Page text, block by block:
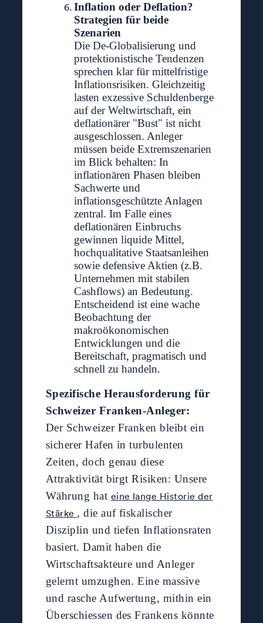
Inflation oder Deflation?
Strategien für beide
Szenarien
Die De-Globalisierung und
protektionistische Tendenzen
sprechen klar für mittelfristige
Inflationsrisiken. Gleichzeitig
lasten exzessive Schuldenberge
auf der Weltwirtschaft, ein
deflationärer "Bust" ist nicht
ausgeschlossen. Anleger
müssen beide Extremszenarien
im Blick behalten: In
inflationären Phasen bleiben
Sachwerte und
inflationsgeschützte Anlagen
zentral. Im Falle eines
deflationären Einbruchs
gewinnen liquide Mittel,
hochqualitative Staatsanleihen
sowie defensive Aktien (z.B.
Unternehmen mit stabilen
Cashflows) an Bedeutung.
Entscheidend ist eine wache
Beobachtung der
makroökonomischen
Entwicklungen und die
Bereitschaft, pragmatisch und
schnell zu handeln.
Spezifische Herausforderung für
Schweizer Franken-Anleger:
Der Schweizer Franken bleibt ein
sicherer Hafen in turbulenten
Zeiten, doch genau diese
Attraktivität birgt Risiken: Unsere
Währung hat eine lange Historie der
Stärke , die auf fiskalischer
Disziplin und tiefen Inflationsraten
basiert. Damit haben die
Wirtschaftsakteure und Anleger
gelernt umzughen. Eine massive
und rasche Aufwertung, mithin ein
Überschiessen des Frankens könnte